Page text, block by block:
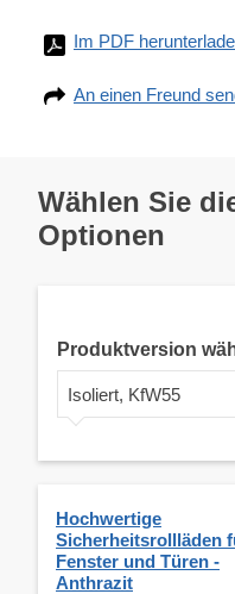
Im PDF
An einen Freund
Wählen Sie
Optionen
Produktversion
Isoliert, KfW55
Hochwertige
Sicherheitsrollläden
Fenster und Türen -
Anthrazit